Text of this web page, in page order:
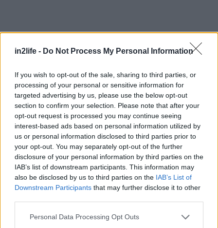
in2life - Do Not Process My Personal Information
If you wish to opt-out of the sale, sharing to third parties, or
processing of your personal or sensitive information for
targeted advertising by us, please use the below opt-out
section to confirm your selection. Please note that after your
opt-out request is processed you may continue seeing
interest-based ads based on personal information utilized by
us or personal information disclosed to third parties prior to
your opt-out. You may separately opt-out of the further
disclosure of your personal information by third parties on the
IAB’s list of downstream participants. This information may
also be disclosed by us to third parties on the IAB’s List of
Downstream Participants that may further disclose it to other
Please note that this website/app uses one or more Google
Personal Data Processing Opt Outs